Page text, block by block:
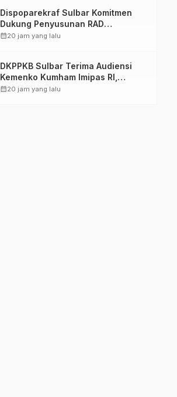
Dispoparekraf Sulbar Komitmen
Dukung Penyusunan RAD
TPB/SDGs Sulawesi Barat
calendar_month20 jam yang lalu
DKPPKB Sulbar Terima Audiensi
Kemenko Kumham Imipas RI,
Perkuat Pelayanan Kesehatan bagi
calendar_month20 jam yang lalu